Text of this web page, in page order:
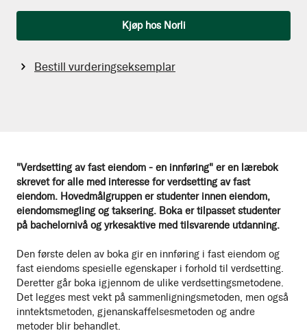
"Verdsetting av fast eiendom - en innføring" er en lærebok
skrevet for alle med interesse for verdsetting av fast
eiendom. Hovedmålgruppen er studenter innen eiendom,
eiendomsmegling og taksering. Boka er tilpasset studenter
på bachelornivå og yrkesaktive med tilsvarende utdanning.
Den første delen av boka gir en innføring i fast eiendom og
fast eiendoms spesielle egenskaper i forhold til verdsetting.
Deretter går boka igjennom de ulike verdsettingsmetodene.
Det legges mest vekt på sammenligningsmetoden, men også
inntektsmetoden, gjenanskaffelsesmetoden og andre
metoder blir behandlet.
Kjøp hos Norli
Bestill vurderingseksemplar